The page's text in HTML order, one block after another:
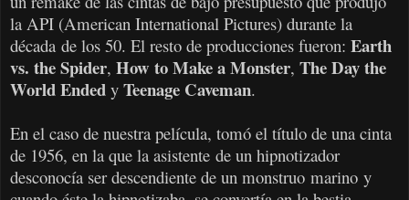
la API (American International Pictures) durante la
década de los 50. El resto de producciones fueron: Earth
vs. the Spider, How to Make a Monster, The Day the
World Ended y Teenage Caveman.
En el caso de nuestra película, tomó el título de una cinta
de 1956, en la que la asistente de un hipnotizador
desconocía ser descendiente de un monstruo marino y